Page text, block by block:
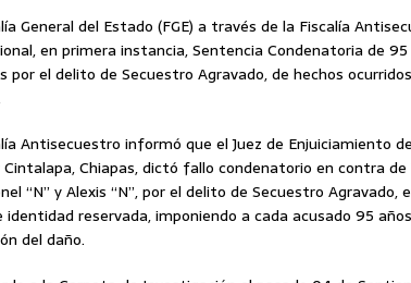
General del Estado (FGE) a través de la Fiscalía
en primera instancia, Sentencia Condenatoria de
por el delito de Secuestro Agravado, de hechos
Antisecuestro informó que el Juez de Enjuiciamiento
Chiapas, dictó fallo condenatorio en contra de
“N” y Alexis “N”, por el delito de Secuestro
identidad reservada, imponiendo a cada acusado 95
del daño.